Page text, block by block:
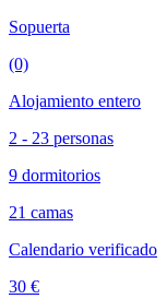
Sopuerta
(0)
Alojamiento entero
2 - 23 personas
9 dormitorios
21 camas
Calendario verificado
30 €